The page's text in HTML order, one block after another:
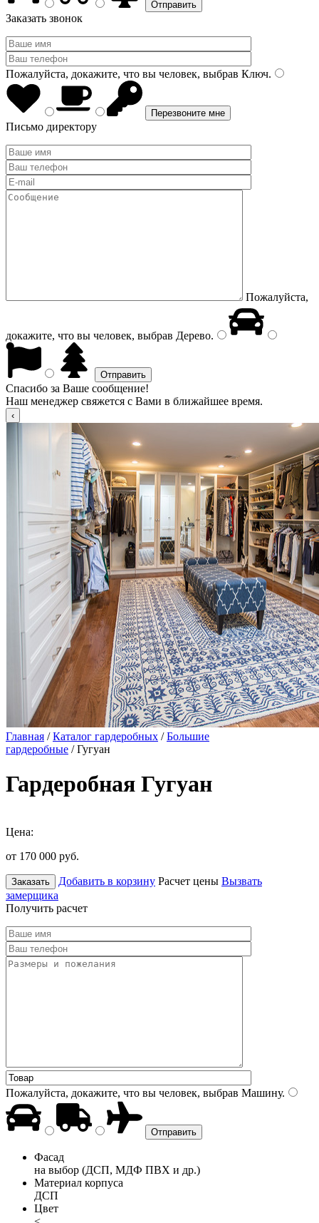
Заказать звонок
Пожалуйста, докажите, что вы человек, выбрав Ключ.
Письмо директору
Пожалуйста,
докажите, что вы человек, выбрав Дерево.
Спасибо за Ваше сообщение!
Наш менеджер свяжется с Вами в ближайшее время.
Главная /Каталог гардеробных /Большие
гардеробные / Гугуан
Гардеробная Гугуан
Цена:
от 170 000 руб.
Заказать Добавить в корзину Расчет цены Вызвать
замерщика
Получить расчет
Пожалуйста, докажите, что вы человек, выбрав Машину.
Фасад
на выбор (ДСП, МДФ ПВХ и др.)
Материал корпуса
ДСП
Цвет